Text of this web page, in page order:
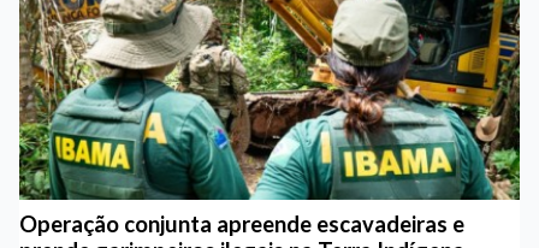
Operação conjunta apreende escavadeiras e